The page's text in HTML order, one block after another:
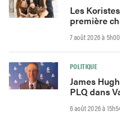
Les
première
7 août 2026 à 5h00
POLITIQUE
James
PLQ dans
6 août 2026 à